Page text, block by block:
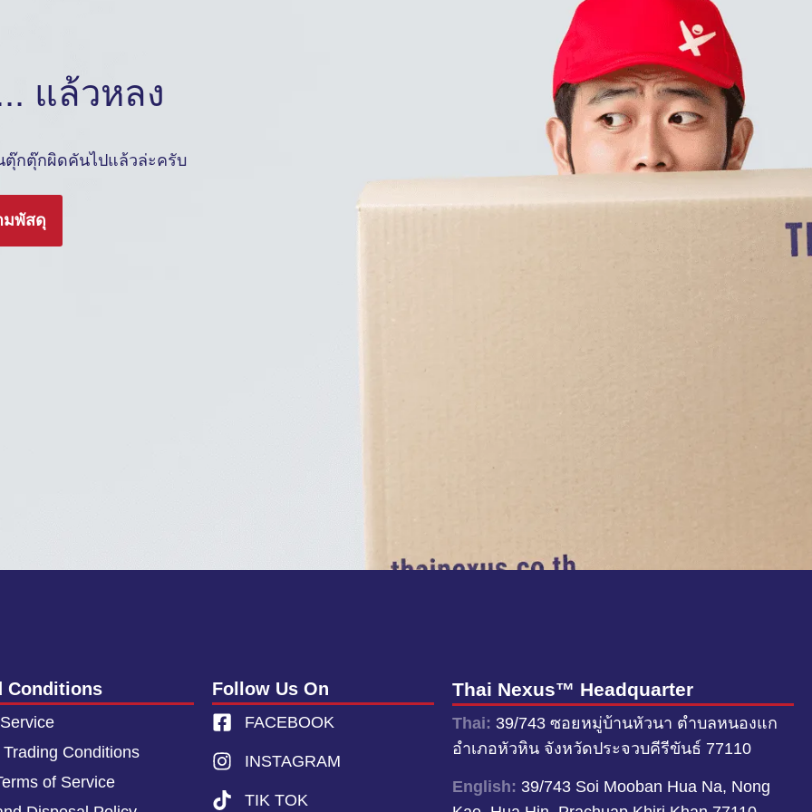
แล้วหลง
ตุ๊กตุ๊กผิดคันไปแล้วล่ะครับ
มพัสดุ
Conditions
Conditions
of Service
Follow Us On
FACEBOOK
INSTAGRAM
TIK TOK
Thai Nexus™ Headquarter
Thai: 39/743 ซอยหมู่บ้านหัวนา ตำบลหนองแก
อำเภอหัวหิน จังหวัดประจวบคีรีขันธ์ 77110
English: 39/743 Soi Mooban Hua Na, Nong